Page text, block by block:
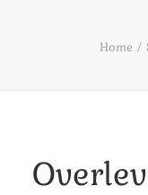
HOE NU VERDER
Home